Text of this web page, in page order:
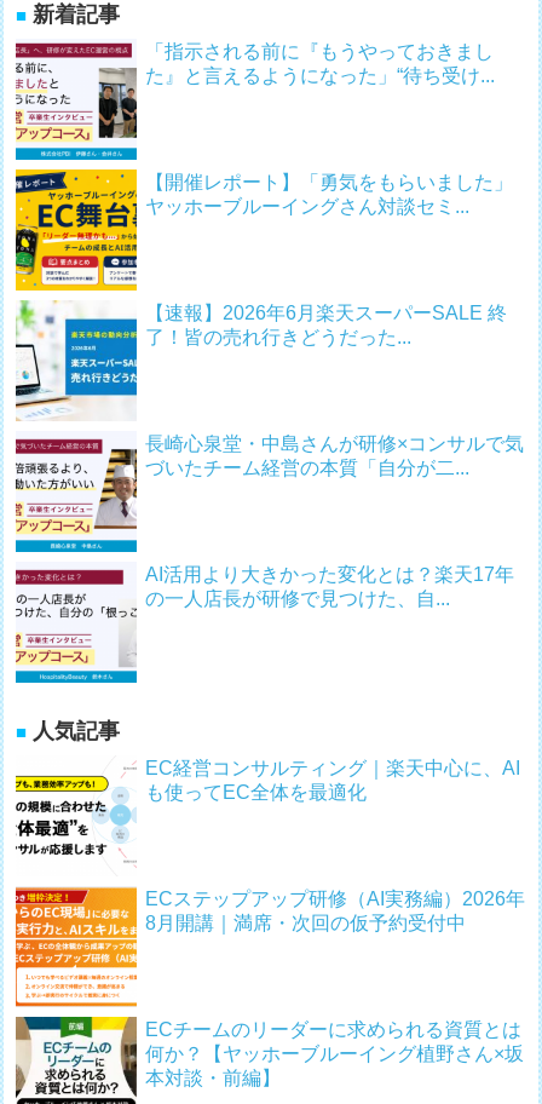
新着記事
「指示される前に『もうやっておきまし
た』と言えるようになった」“待ち受け...
【開催レポート】「勇気をもらいました」
ヤッホーブルーイングさん対談セミ...
【速報】2026年6月楽天スーパーSALE 終
了！皆の売れ行きどうだった...
長崎心泉堂・中島さんが研修×コンサルで気
づいたチーム経営の本質「自分が二...
AI活用より大きかった変化とは？楽天17年
の一人店長が研修で見つけた、自...
人気記事
EC経営コンサルティング｜楽天中心に、AI
も使ってEC全体を最適化
ECステップアップ研修（AI実務編）2026年
8月開講｜満席・次回の仮予約受付中
ECチームのリーダーに求められる資質とは
何か？【ヤッホーブルーイング植野さん×坂
本対談・前編】